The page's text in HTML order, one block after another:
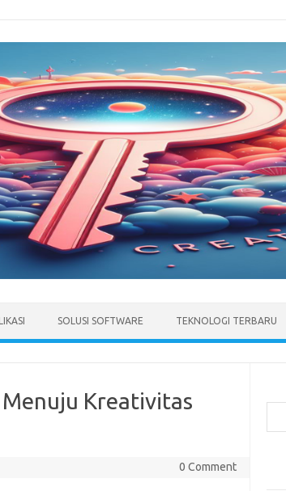
SOLUSI SOFTWARE TEKNOLOGI TERBARU
Kreativitas
0 Comment